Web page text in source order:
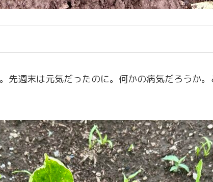
先週末は元気だったのに。何かの病気だろうか